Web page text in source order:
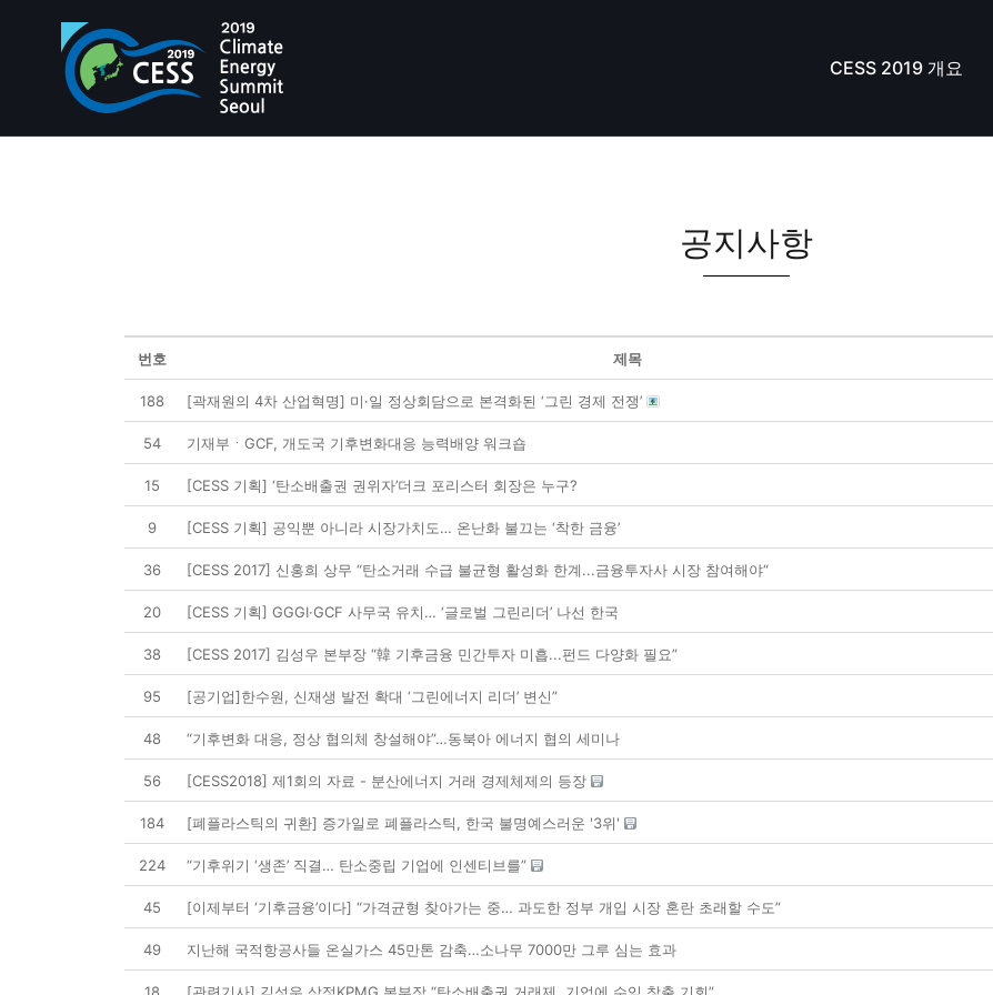
CESS 2019 개요
공지사항
번호 제목
188 [곽재원의 4차 산업혁명] 미·일 정상회담으로 본격화된 ‘그린 경제 전쟁’
54 기재부ㆍGCF, 개도국 기후변화대응 능력배양 워크숍
15 [CESS 기획] ‘탄소배출권 권위자’더크 포리스터 회장은 누구?
9 [CESS 기획] 공익뿐 아니라 시장가치도… 온난화 불끄는 ‘착한 금융’
36 [CESS 2017] 신홍희 상무 “탄소거래 수급 불균형 활성화 한계...금융투자사 시장 참여해야“
20 [CESS 기획] GGGI·GCF 사무국 유치… ‘글로벌 그린리더’ 나선 한국
38 [CESS 2017] 김성우 본부장 “韓 기후금융 민간투자 미흡...펀드 다양화 필요”
95 [공기업]한수원, 신재생 발전 확대 ‘그린에너지 리더’ 변신”
48 “기후변화 대응, 정상 협의체 창설해야”…동북아 에너지 협의 세미나
56 [CESS2018] 제1회의 자료 - 분산에너지 거래 경제체제의 등장
184 [폐플라스틱의 귀환] 증가일로 폐플라스틱, 한국 불명예스러운 '3위'
224 “기후위기 ‘생존’ 직결… 탄소중립 기업에 인센티브를”
45 [이제부터 ‘기후금융’이다] “가격균형 찾아가는 중… 과도한 정부 개입 시장 혼란 초래할 수도”
49 지난해 국적항공사들 온실가스 45만톤 감축…소나무 7000만 그루 심는 효과